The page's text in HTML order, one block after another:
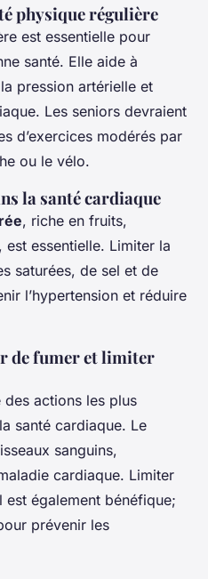
physique régulière
est essentielle pour
santé. Elle aide à
pression artérielle et
Les seniors devraient
d’exercices modérés par
ou le vélo.
la santé cardiaque
, riche en fruits,
essentielle. Limiter la
saturées, de sel et de
l’hypertension et réduire
de fumer et limiter
des actions les plus
santé cardiaque. Le
sanguins,
cardiaque. Limiter
est également bénéfique;
prévenir les